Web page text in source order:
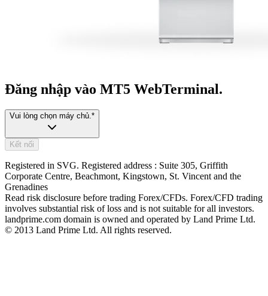
Đăng nhập vào MT5 WebTerminal.
Vui lòng chọn máy chủ. *
Kết nối
Registered in SVG. Registered address : Suite 305, Griffith
Corporate Centre, Beachmont, Kingstown, St. Vincent and the
Grenadines
Read risk disclosure before trading Forex/CFDs. Forex/CFD trading
involves substantial risk of loss and is not suitable for all investors.
landprime.com domain is owned and operated by Land Prime Ltd.
© 2013 Land Prime Ltd. All rights reserved.